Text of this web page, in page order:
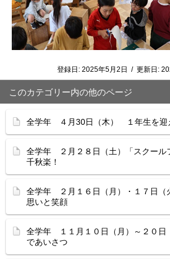
登録日: 2025年5月2日 / 更新日:
このカテゴリー内の他のページ
全学年 ４月30日（木） １年生を迎
全学年 ２月２８日（土）「スクール
千秋楽！
全学年 ２月１６日（月）・１７日（
思いと笑顔
全学年 １１月１０日（月）～２０日
であいさつ